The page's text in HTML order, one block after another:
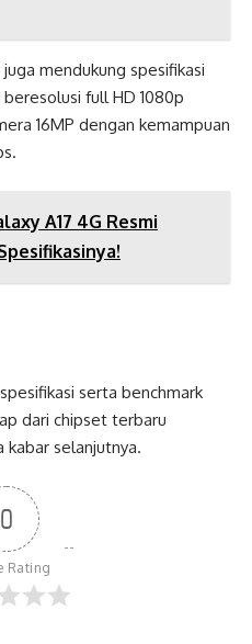
mendukung spesifikasi
full HD 1080p
16MP dengan kemampuan
A17 4G Resmi
serta benchmark
dari chipset terbaru
kabar selanjutnya.
0
Rating